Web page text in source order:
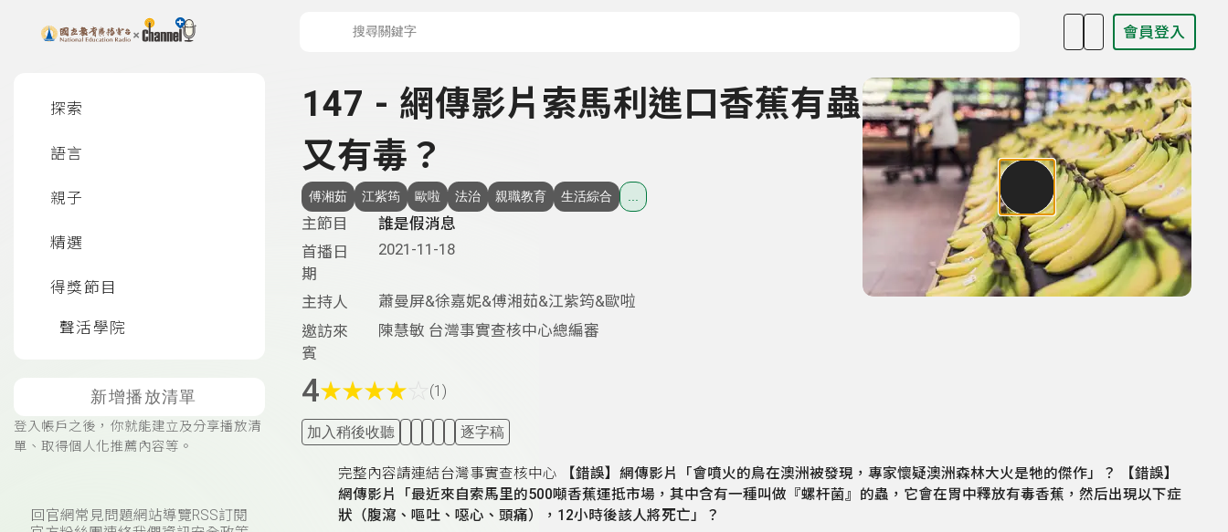
上方功能區塊 會員登入
探索
語言
親子
精選
得獎節目
聲活學院
新增播放清單
登入帳戶之後，你就能建立及分享播放清
單、取得個人化推薦內容等。
回官網常見問題網站導覽RSS訂閱
147 - 網傳影片索馬利進口香蕉有蟲
又有毒？
傅湘茹 江紫筠 歐啦 法治 親職教育 生活綜合
主節目
誰是假消息
首播日
期
2021-11-18
主持人
蕭曼屏&徐嘉妮&傅湘茹&江紫筠&歐啦
邀訪來
賓
陳慧敏 台灣事實查核中心總編審
4★★★★ (1)
加入稍後收聽 逐字稿
完整內容請連結台灣事實查核中心 【錯誤】網傳影片「會噴火的鳥在澳洲被發現，專家懷疑澳洲森林大火是牠的傑作」？
【錯誤】
網傳影片「最近來自索馬里的500噸香蕉運抵市場，其中含有一種叫做『螺杆菌』的蟲，它會在胃中釋放有毒香蕉，然后出現以下症
狀（腹瀉、嘔吐、噁心、頭痛），12小時後該人將死亡」？